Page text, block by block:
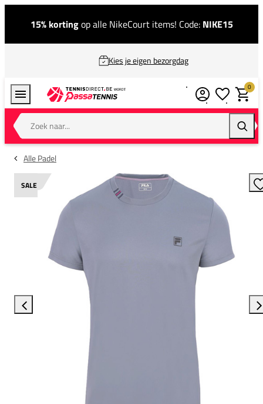
15% kortingop alle NikeCourt items! Code: NIKE15
Kies je eigen bezorgdag
Zoek naar...
0
Alle Padel
SALE